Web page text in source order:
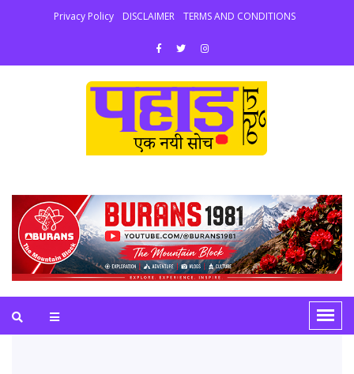
Privacy Policy DISCLAIMER TERMS AND CONDITIONS